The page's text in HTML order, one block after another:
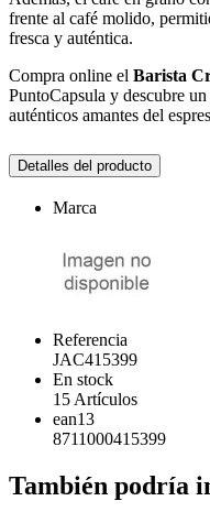
frente al café molido,
fresca y auténtica.
Compra online el Barista
PuntoCapsula y descubre
auténticos amantes del
Detalles del producto
Marca
Referencia
JAC415399
En stock
15 Artículos
ean13
8711000415399
También podría